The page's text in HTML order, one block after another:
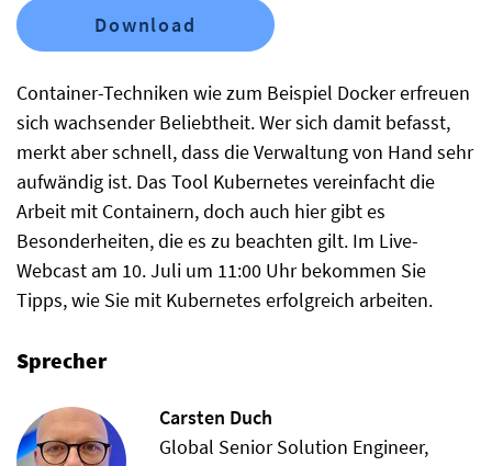
Container-Techniken wie zum Beispiel Docker erfreuen
sich wachsender Beliebtheit. Wer sich damit befasst,
merkt aber schnell, dass die Verwaltung von Hand sehr
aufwändig ist. Das Tool Kubernetes vereinfacht die
Arbeit mit Containern, doch auch hier gibt es
Besonderheiten, die es zu beachten gilt. Im Live-
Webcast am 10. Juli um 11:00 Uhr bekommen Sie
Tipps, wie Sie mit Kubernetes erfolgreich arbeiten.
Sprecher
Carsten Duch
Global Senior Solution Engineer,
Download